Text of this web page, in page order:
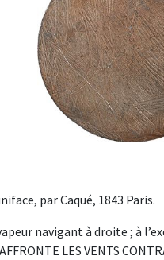
par Caqué, 1843 Paris.
vapeur navigant à droite ; à
LES VENTS